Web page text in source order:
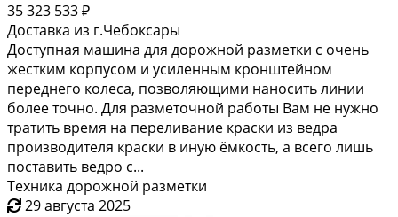
35 323 533 ₽
Доставка из г.Чебоксары
Доступная машина для дорожной разметки с очень
жестким корпусом и усиленным кронштейном
переднего колеса, позволяющими наносить линии
более точно. Для разметочной работы Вам не нужно
тратить время на переливание краски из ведра
производителя краски в иную ёмкость, а всего лишь
поставить ведро с...
Техника дорожной разметки
29 августа 2025